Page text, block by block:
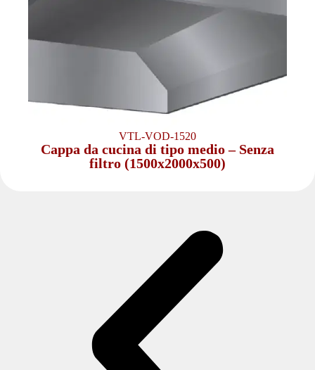
VTL-VOD-1520
Cappa da cucina di tipo medio – Senza
filtro (1500x2000x500)